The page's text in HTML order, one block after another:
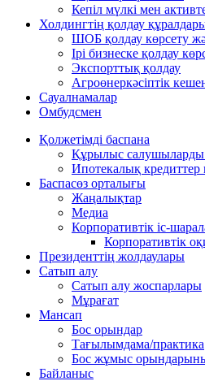
Кепіл мүлкі мен
Холдингтің қолдау
ШОБ қолдау көрсету
Ірі бизнеске қолдау
Экспорттық қолдау
Агроөнеркәсіптік
Сауалнамалар
Омбудсмен
Қолжетімді баспана
Құрылыс салушыларды
Ипотекалық
Баспасөз орталығы
Жаңалықтар
Медиа
Корпоративтік іс-
Корпоративтік
Президенттің жолдаулары
Сатып алу
Сатып алу жоспарлары
Мұрағат
Мансап
Бос орындар
Тағылымдама/практика
Бос жұмыс
Байланыс